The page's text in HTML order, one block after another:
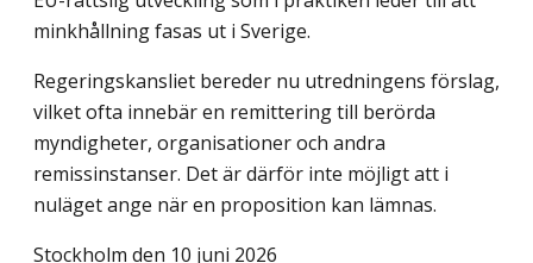
minkhållning fasas ut i Sverige.
Regeringskansliet bereder nu utredningens förslag,
vilket ofta innebär en remittering till berörda
myndigheter, organisationer och andra
remissinstanser. Det är därför inte möjligt att i
nuläget ange när en proposition kan lämnas.
Stockholm den 10 juni 2026